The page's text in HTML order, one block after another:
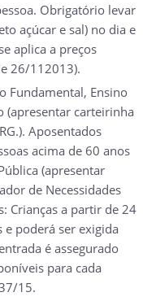
Obrigatório levar
açúcar e sal) no dia e
aplica a preços
26/112013).
Fundamental, Ensino
(apresentar carteirinha
Aposentados
acima de 60 anos
(apresentar
de Necessidades
Crianças a partir de 24
e poderá ser exigida
é assegurado
para cada
15.